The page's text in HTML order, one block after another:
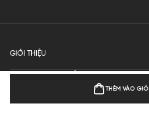
THÊM VÀO GIỎ
GIỚI THIỆU
QUY ĐỊNH HOẠT ĐỘNG